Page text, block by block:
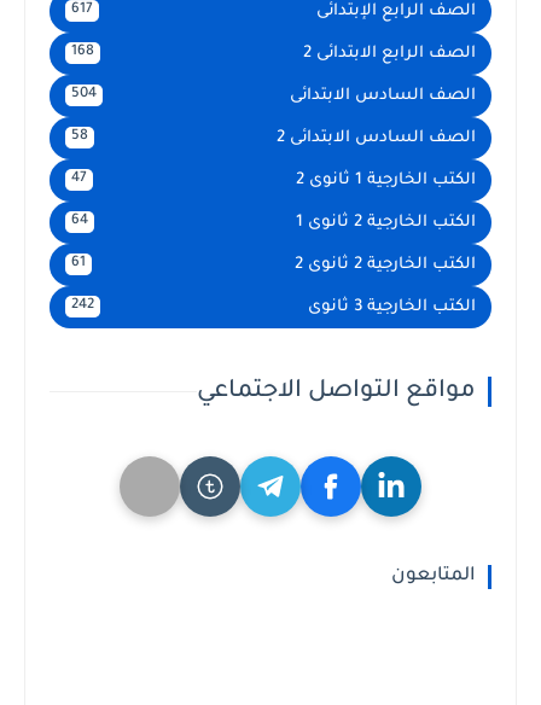
الصف الرابع الإبتدائى 617
الصف الرابع الابتدائى 2 168
الصف السادس الابتدائى 504
الصف السادس الابتدائى 2 58
الكتب الخارجية 1 ثانوى 2 47
الكتب الخارجية 2 ثانوى 1 64
الكتب الخارجية 2 ثانوى 2 61
الكتب الخارجية 3 ثانوى 242
مواقع التواصل الاجتماعي
المتابعون